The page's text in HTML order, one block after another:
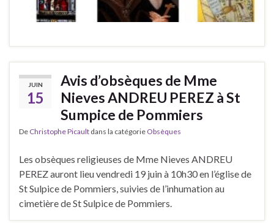
JUIN
15
Avis d’obsèques de Mme
Nieves ANDREU PEREZ à St
Sumpice de Pommiers
De Christophe Picault dans la catégorie Obsèques
Les obsèques religieuses de Mme Nieves ANDREU
PEREZ auront lieu vendredi 19 juin à 10h30 en l’église de
St Sulpice de Pommiers, suivies de l’inhumation au
cimetière de St Sulpice de Pommiers.